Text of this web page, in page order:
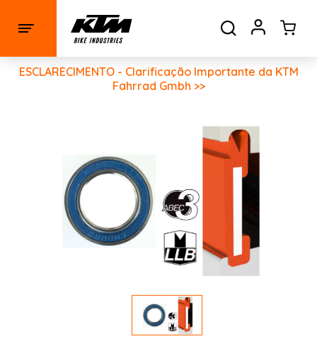
ESCLARECIMENTO - Clarificação Importante da KTM
Fahrrad Gmbh >>